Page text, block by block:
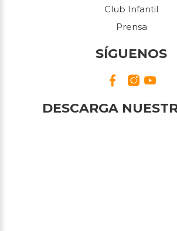
Club Infantil
Prensa
SÍGUENOS
DESCARGA